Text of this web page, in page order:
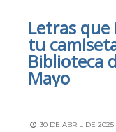
Letras
tu
Biblioteca
Mayo
30 DE ABRIL DE 2025